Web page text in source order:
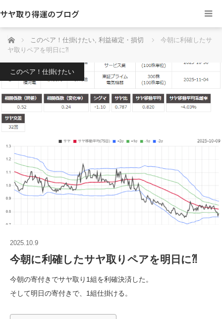
サヤ取り得運のブログ
ホーム このペア！仕掛けたい, 利益確定・損切
今朝に利確したサ
ヤ取りペアを明日に⁈
このペア！仕掛けたい
2025.10.9
今朝に利確したサヤ取りペアを明日に⁈
今朝の寄付きでサヤ取り1組を利確決済した。
そして明日の寄付きで、1組仕掛ける。